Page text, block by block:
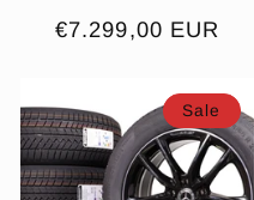
Normaler
€7.299,00 EUR
Sale